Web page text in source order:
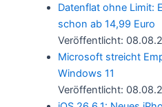
Datenflat ohne Limit:
schon ab 14,99 Euro
Veröffentlicht:
Microsoft streicht
Windows 11
Veröffentlicht: